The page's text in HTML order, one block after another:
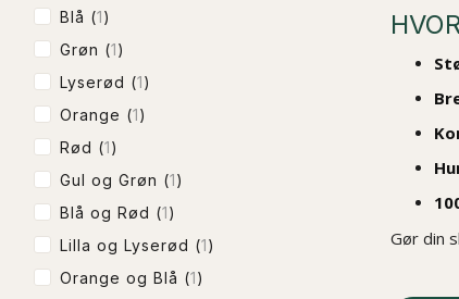
Blå (1)
Grøn (1)
Lyserød (1)
Orange (1)
Rød (1)
Gul og Grøn (1)
Blå og Rød (1)
Lilla og Lyserød (1)
Orange og Blå (1)
Gør din